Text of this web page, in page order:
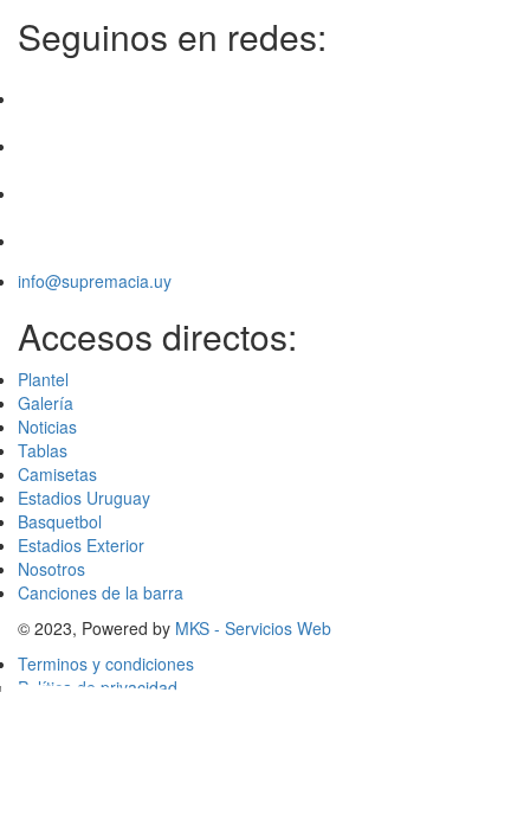
Seguinos en redes:
info@supremacia.uy
Accesos directos:
Plantel
Galería
Noticias
Tablas
Camisetas
Estadios Uruguay
Basquetbol
Estadios Exterior
Nosotros
Canciones de la barra
© 2023, Powered by MKS - Servicios Web
Terminos y condiciones
Política de privacidad